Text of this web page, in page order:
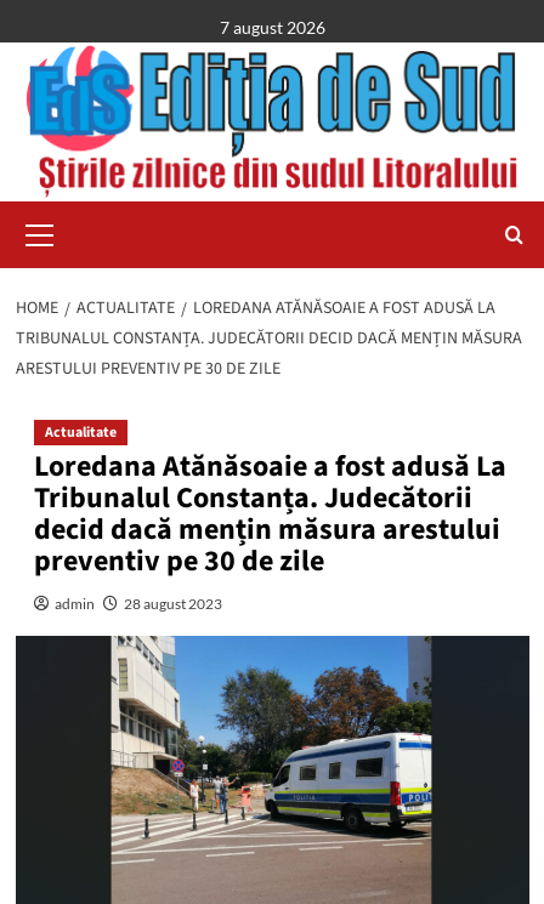
to
content
7 august 2026
Menu
HOME ACTUALITATE
LOREDANA ATĂNĂSOAIE A FOST ADUSĂ LA
TRIBUNALUL CONSTANȚA. JUDECĂTORII DECID DACĂ MENȚIN MĂSURA
ARESTULUI PREVENTIV PE 30 DE ZILE
Actualitate
Loredana Atănăsoaie a fost adusă La
Tribunalul Constanța. Judecătorii
decid dacă mențin măsura arestului
preventiv pe 30 de zile
admin 28 august 2023